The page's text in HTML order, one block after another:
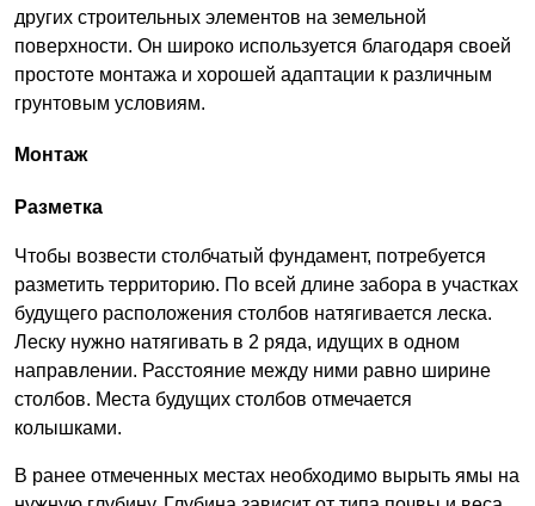
других строительных элементов на земельной
поверхности. Он широко используется благодаря своей
простоте монтажа и хорошей адаптации к различным
грунтовым условиям.
Монтаж
Разметка
Чтобы возвести столбчатый фундамент, потребуется
разметить территорию. По всей длине забора в участках
будущего расположения столбов натягивается леска.
Леску нужно натягивать в 2 ряда, идущих в одном
направлении. Расстояние между ними равно ширине
столбов. Места будущих столбов отмечается
колышками.
В ранее отмеченных местах необходимо вырыть ямы на